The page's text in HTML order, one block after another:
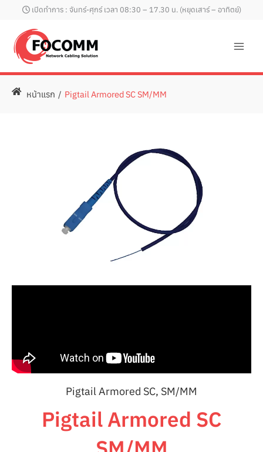
content
เปิดทำการ : จันทร์-ศุกร์ เวลา 08:30 – 17.30 น. (หยุดเสาร์ – อาทิตย์)
หน้าแรก / Pigtail Armored SC SM/MM
Pigtail Armored SC, SM/MM
Pigtail Armored SC